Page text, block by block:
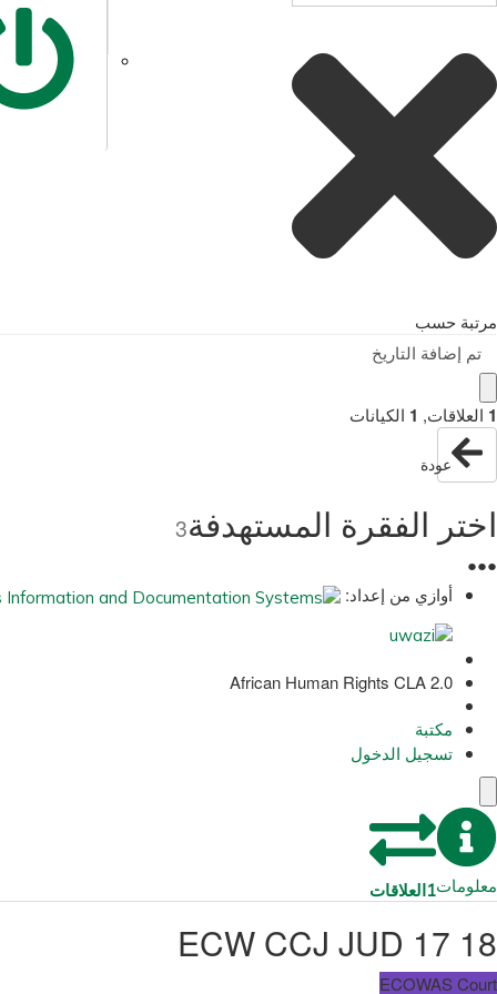
مرتبة حسب
تم إضافة التاريخ
1 العلاقات,
1 الكيانات
عودة
اختر الفقرة المستهدفة3
●
●
●
أوازي من إعداد:
African Human Rights CLA 2.0
مكتبة
تسجيل الدخول
معلومات1العلاقات
ECW CCJ JUD 17 18
ECOWAS Court